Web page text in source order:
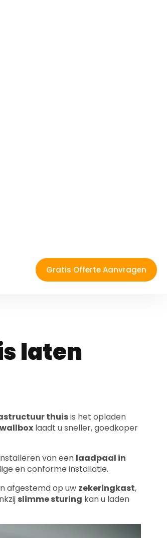
laten
thuisis het opladen
wallbox laadt u sneller, goedkoper
van een laadpaal in
en conforme installatie.
afgestemd op uw zekeringkast,
slimme sturing kan u laden